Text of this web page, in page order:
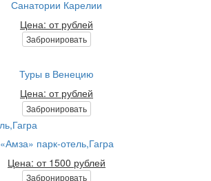
Санатории Карелии
Цена: от рублей
Забронировать
Туры в Венецию
Цена: от рублей
Забронировать
«Амза» парк-отель,Гагра
Цена: от 1500 рублей
Забронировать